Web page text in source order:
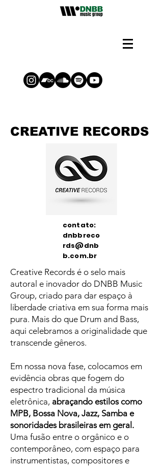
CREATIVE RECORDS
contato:
dnbbreco
rds@dnb
b.com.br
Creative Records é o selo mais
autoral e inovador do DNBB Music
Group, criado para dar espaço à
liberdade criativa em sua forma mais
pura. Mais do que Drum and Bass,
aqui celebramos a originalidade que
transcende gêneros.
Em nossa nova fase, colocamos em
evidência obras que fogem do
espectro tradicional da música
eletrônica, abraçando estilos como
MPB, Bossa Nova, Jazz, Samba e
sonoridades brasileiras em geral.
Uma fusão entre o orgânico e o
contemporâneo, com espaço para
instrumentistas, compositores e